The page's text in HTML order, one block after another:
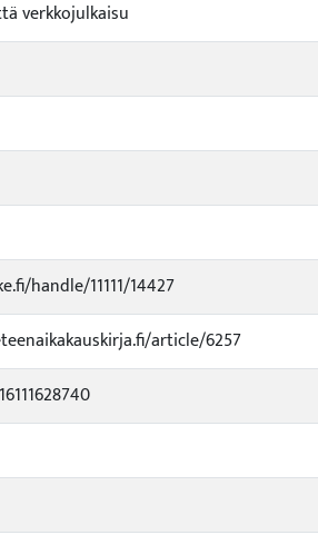
verkkojulkaisu
handle/11111/14427
article/6257